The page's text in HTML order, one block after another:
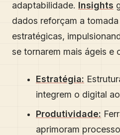
adaptabilidade. Insights
dados reforçam a
estratégicas,
se tornarem mais ágeis e
Estratégia:
integrem o digital
Produtividade:
aprimoram